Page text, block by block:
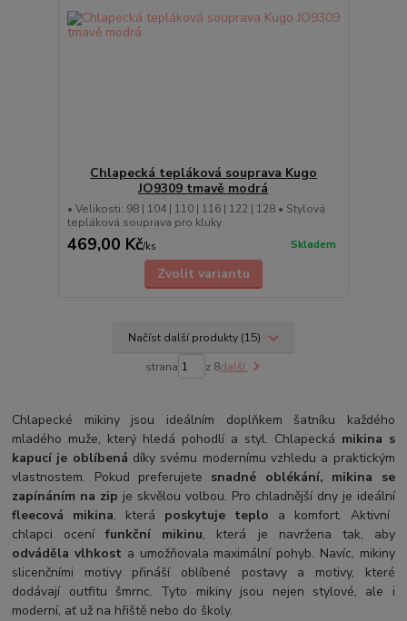
Chlapecká tepláková souprava Kugo
JO9309 tmavě modrá
• Velikosti: 98 | 104 | 110 | 116 | 122 | 128 • Stylová
tepláková souprava pro kluky
469,00 Kč/ks Skladem
Zvolit variantu
Načíst další produkty (15)
strana z 8další
Chlapecké mikiny jsou ideálním doplňkem šatníku každého
mladého muže, který hledá pohodlí a styl. Chlapecká mikina s
kapucí je oblíbená díky svému modernímu vzhledu a praktickým
vlastnostem. Pokud preferujete snadné oblékání, mikina se
zapínáním na zip je skvělou volbou. Pro chladnější dny je ideální
fleecová mikina, která poskytuje teplo a komfort. Aktivní
chlapci ocenífunkční mikinu, která je navržena tak, aby
odváděla vlhkost a umožňovala maximální pohyb. Navíc, mikiny
slicenčními motivy přináší oblíbené postavy a motivy, které
dodávají outfitu šmrnc. Tyto mikiny jsou nejen stylové, ale i
moderní, ať už na hřiště nebo do školy.